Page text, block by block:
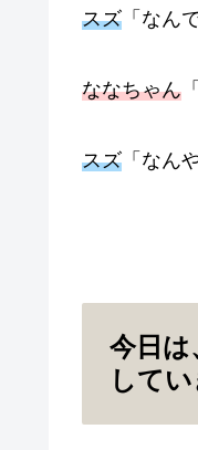
スズ 「なん
ななちゃん
スズ 「なん
今日は
して